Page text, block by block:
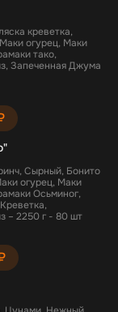
креветка,
огурец, Маки
тако,
Запеченная Джума
Сырный, Бонито
огурец, Маки
Осьминог,
– 2250 г - 80 шт